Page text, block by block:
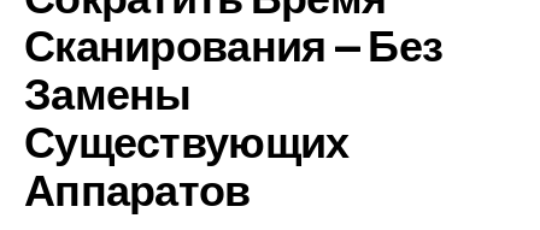
Сканирования — Без
Замены
Существующих
Аппаратов